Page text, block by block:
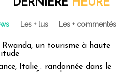
DERNIÈRE HEURE
Les + lus Les + commentés
Rwanda, un tourisme à haute
Italie : randonnée dans le